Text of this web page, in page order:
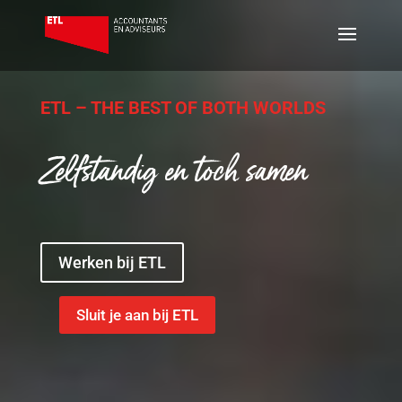
ETL – THE BEST OF BOTH WORLDS
Zelfstandig en toch samen
Werken bij ETL
Sluit je aan bij ETL